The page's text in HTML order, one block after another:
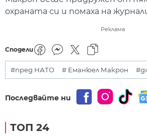
охраната си и помаха на
Реклама
Сподели
#пред НАТО # Еманюел Макрон
Последвайте ни
ТОП 24